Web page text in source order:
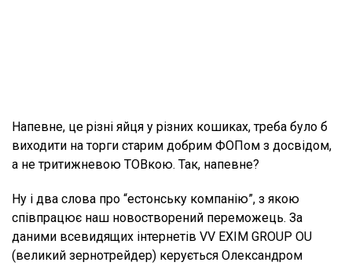
Напевне, це різні яйця у різних кошиках, треба було б
виходити на торги старим добрим ФОПом з досвідом,
а не тритижневою ТОВкою. Так, напевне?
Ну і два слова про “естонську компанію”, з якою
співпрацює наш новостворений переможець. За
даними всевидящих інтернетів VV EXIM GROUP OU
(великий зернотрейдер) керується Олександром